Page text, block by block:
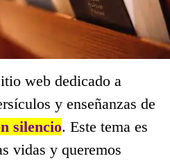
web dedicado a
y enseñanzas de
silencio. Este tema es
vidas y queremos